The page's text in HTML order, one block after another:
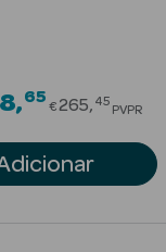
65Price
€265 45
PVPR